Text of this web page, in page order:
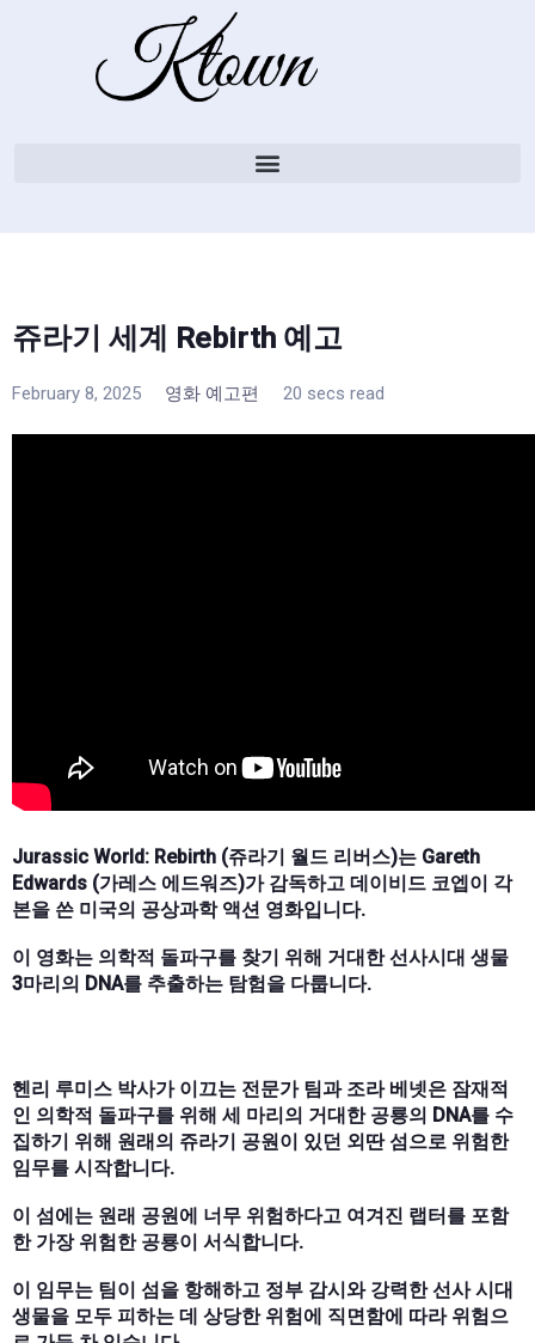
쥬라기 세계 Rebirth 예고
February 8, 2025 영화 예고편 20 secs read
Jurassic World: Rebirth (쥬라기 월드 리버스)는 Gareth
Edwards (가레스 에드워즈)가 감독하고 데이비드 코엡이 각
본을 쓴 미국의 공상과학 액션 영화입니다.
이 영화는 의학적 돌파구를 찾기 위해 거대한 선사시대 생물
3마리의 DNA를 추출하는 탐험을 다룹니다.
헨리 루미스 박사가 이끄는 전문가 팀과 조라 베넷은 잠재적
인 의학적 돌파구를 위해 세 마리의 거대한 공룡의 DNA를 수
집하기 위해 원래의 쥬라기 공원이 있던 외딴 섬으로 위험한
임무를 시작합니다.
이 섬에는 원래 공원에 너무 위험하다고 여겨진 랩터를 포함
한 가장 위험한 공룡이 서식합니다.
이 임무는 팀이 섬을 항해하고 정부 감시와 강력한 선사 시대
생물을 모두 피하는 데 상당한 위험에 직면함에 따라 위험으